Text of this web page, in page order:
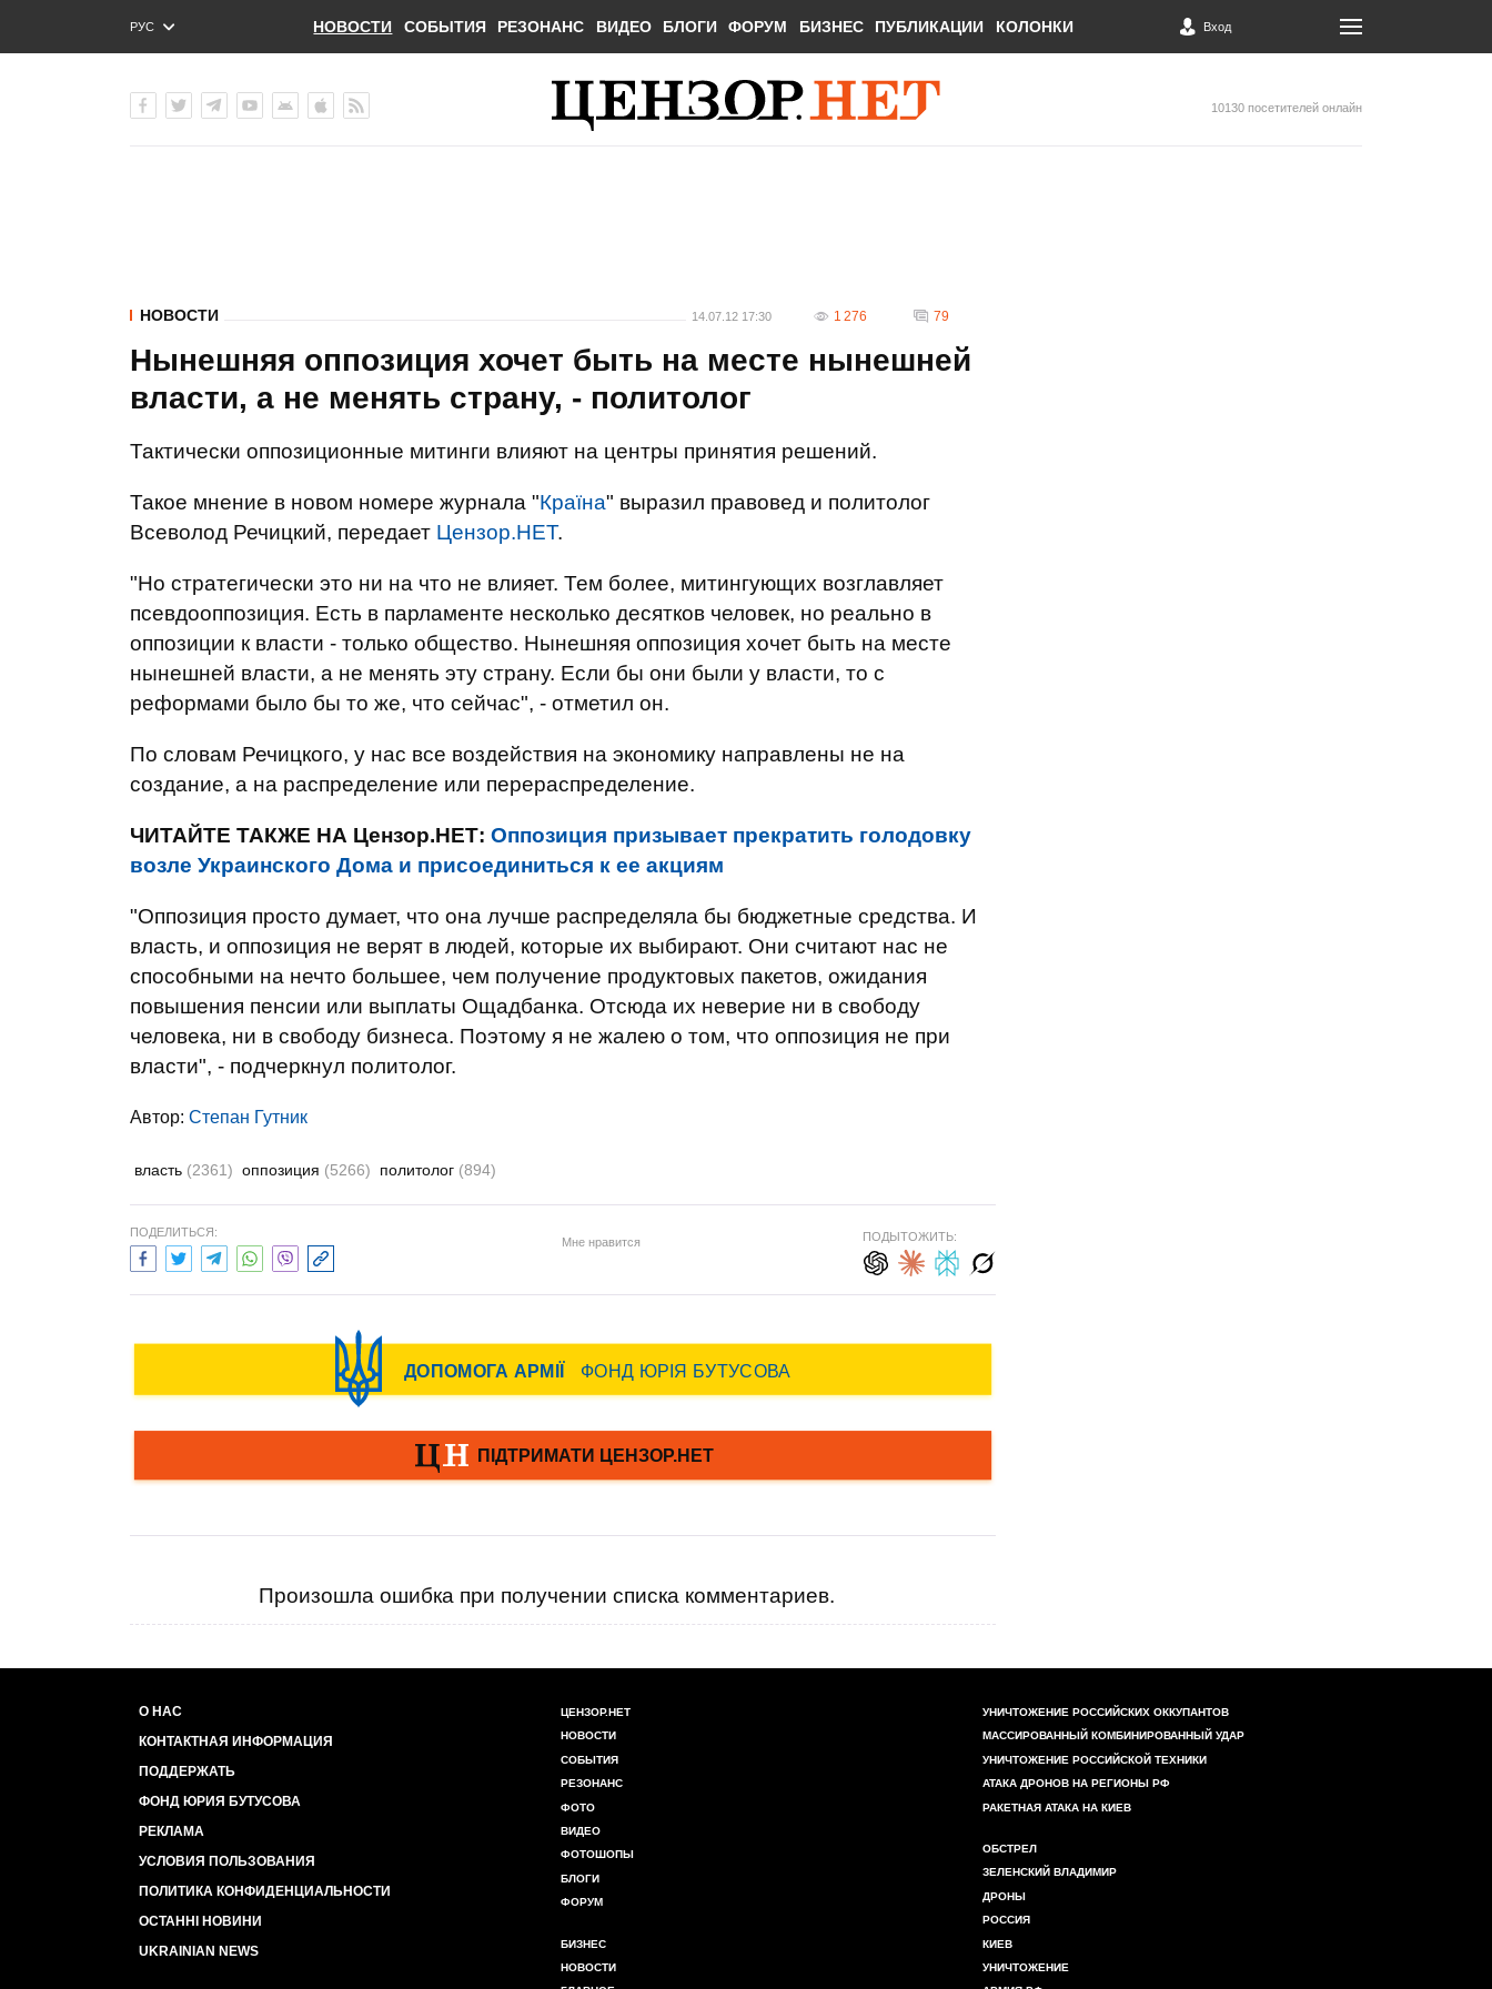
РУС
ENG
НОВОСТИ СОБЫТИЯ РЕЗОНАНС ВИДЕО БЛОГИ ФОРУМ БИЗНЕС ПУБЛИКАЦИИ КОЛОНКИ Вход
10130 посетителей онлайн
НОВОСТИ 14.07.12 17:30 1 276 79
Нынешняя оппозиция хочет быть на месте нынешней
власти, а не менять страну, - политолог
Тактически оппозиционные митинги влияют на центры принятия решений.
Такое мнение в новом номере журнала "Країна" выразил правовед и политолог
Всеволод Речицкий, передает Цензор.НЕТ.
"Но стратегически это ни на что не влияет. Тем более, митингующих возглавляет
псевдооппозиция. Есть в парламенте несколько десятков человек, но реально в
оппозиции к власти - только общество. Нынешняя оппозиция хочет быть на месте
нынешней власти, а не менять эту страну. Если бы они были у власти, то с
реформами было бы то же, что сейчас", - отметил он.
По словам Речицкого, у нас все воздействия на экономику направлены не на
создание, а на распределение или перераспределение.
ЧИТАЙТЕ ТАКЖЕ НА Цензор.НЕТ: Оппозиция призывает прекратить голодовку
возле Украинского Дома и присоединиться к ее акциям
"Оппозиция просто думает, что она лучше распределяла бы бюджетные средства. И
власть, и оппозиция не верят в людей, которые их выбирают. Они считают нас не
способными на нечто большее, чем получение продуктовых пакетов, ожидания
повышения пенсии или выплаты Ощадбанка. Отсюда их неверие ни в свободу
человека, ни в свободу бизнеса. Поэтому я не жалею о том, что оппозиция не при
власти", - подчеркнул политолог.
Автор: Степан Гутник
власть (2361) оппозиция (5266) политолог (894)
ПОДЕЛИТЬСЯ:
Мне нравится ПОДЫТОЖИТЬ:
Произошла ошибка при получении списка комментариев.
О НАС
КОНТАКТНАЯ ИНФОРМАЦИЯ
ПОДДЕРЖАТЬ
ФОНД ЮРИЯ БУТУСОВА
РЕКЛАМА
УСЛОВИЯ ПОЛЬЗОВАНИЯ
ПОЛИТИКА КОНФИДЕНЦИАЛЬНОСТИ
ОСТАННІ НОВИНИ
UKRAINIAN NEWS
ЦЕНЗОР.НЕТ
НОВОСТИ
СОБЫТИЯ
РЕЗОНАНС
ФОТО
ВИДЕО
ФОТОШОПЫ
БЛОГИ
ФОРУМ
БИЗНЕС
НОВОСТИ
УНИЧТОЖЕНИЕ РОССИЙСКИХ ОККУПАНТОВ
МАССИРОВАННЫЙ КОМБИНИРОВАННЫЙ УДАР
УНИЧТОЖЕНИЕ РОССИЙСКОЙ ТЕХНИКИ
АТАКА ДРОНОВ НА РЕГИОНЫ РФ
РАКЕТНАЯ АТАКА НА КИЕВ
ОБСТРЕЛ
ЗЕЛЕНСКИЙ ВЛАДИМИР
ДРОНЫ
РОССИЯ
КИЕВ
УНИЧТОЖЕНИЕ